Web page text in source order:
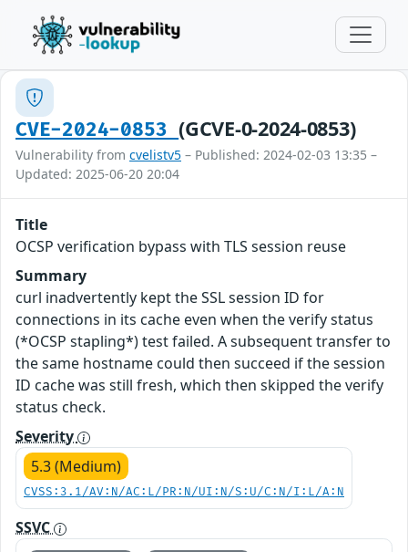
CVE-2024-0853(GCVE-0-2024-0853)
Vulnerability from cvelistv5 – Published: 2024-02-03 13:35 –
Updated: 2025-06-20 20:04
Title
OCSP verification bypass with TLS session reuse
Summary
curl inadvertently kept the SSL session ID for
connections in its cache even when the verify status
(*OCSP stapling*) test failed. A subsequent transfer to
the same hostname could then succeed if the session
ID cache was still fresh, which then skipped the verify
status check.
Severity
5.3 (Medium)
CVSS:3.1/AV:N/AC:L/PR:N/UI:N/S:U/C:N/I:L/A:N
SSVC